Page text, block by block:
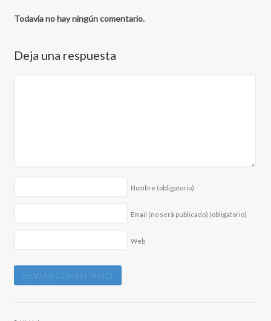
Todavía no hay ningún comentario.
Deja una respuesta
Nombre (obligatorio)
Email (no será publicado) (obligatorio)
Web